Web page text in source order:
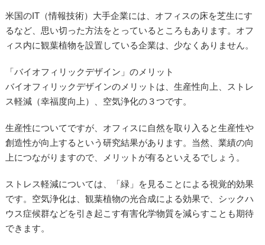
米国のIT（情報技術）大手企業には、オフィスの床を芝生にす
るなど、思い切った方法をとっているところもあります。オフ
ィス内に観葉植物を設置している企業は、少なくありません。
「バイオフィリックデザイン」のメリット
バイオフィリックデザインのメリットは、生産性向上、ストレ
ス軽減（幸福度向上）、空気浄化の３つです。
生産性についてですが、オフィスに自然を取り入ると生産性や
創造性が向上するという研究結果があります。当然、業績の向
上につながりますので、メリットが有るといえるでしょう。
ストレス軽減については、「緑」を見ることによる視覚的効果
です。空気浄化は、観葉植物の光合成による効果で、シックハ
ウス症候群などを引き起こす有害化学物質を減らすことも期待
できます。